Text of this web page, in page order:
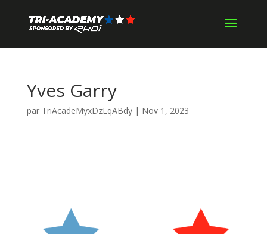
Yves Garry
par TriAcadeMyxDzLqABdy| Nov 1, 2023